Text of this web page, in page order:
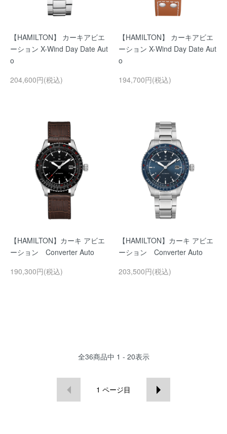
【HAMILTON】 カーキアビエ
ーション X-Wind Day Date Aut
o
204,600円(税込)
【HAMILTON】 カーキアビエ
ーション X-Wind Day Date Aut
o
194,700円(税込)
【HAMILTON】カーキ アビエ
ーション Converter Auto
190,300円(税込)
【HAMILTON】カーキ アビエ
ーション Converter Auto
203,500円(税込)
全36商品中 1 - 20表示
1 ページ目